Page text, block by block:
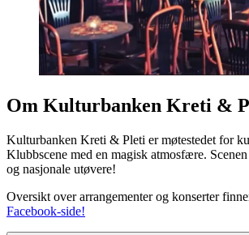
Om Kulturbanken Kreti &
Kulturbanken Kreti & Pleti er møtestedet for
Klubbscene med en magisk atmosfære.
og nasjonale utøvere!
Oversikt over arrangementer og konserter
Facebook-side!